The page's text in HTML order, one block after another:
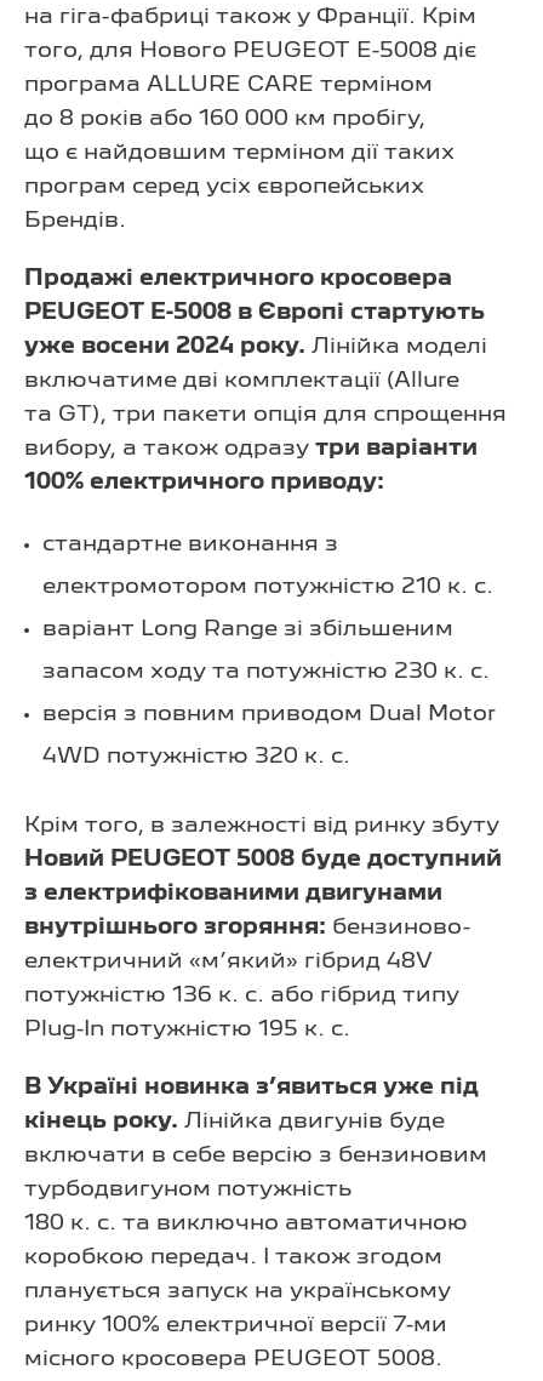
на гіга-фабриці також у Франції. Крім
того, для Нового PEUGEOT E-5008 діє
програма ALLURE CARE терміном
до 8 років або 160 000 км пробігу,
що є найдовшим терміном дії таких
програм серед усіх європейських
Брендів.
Продажі електричного кросовера
PEUGEOT E-5008 в Європі стартують
уже восени 2024 року. Лінійка моделі
включатиме дві комплектації (Allure
та GT), три пакети опція для спрощення
вибору, а також одразу три варіанти
100% електричного приводу:
стандартне виконання з
електромотором потужністю 210 к. с.
варіант Long Range зі збільшеним
запасом ходу та потужністю 230 к. с.
версія з повним приводом Dual Motor
4WD потужністю 320 к. с.
Крім того, в залежності від ринку збуту
Новий PEUGEOT 5008 буде доступний
з електрифікованими двигунами
внутрішнього згоряння: бензиново-
електричний «м’який» гібрид 48V
потужністю 136 к. с. або гібрид типу
Plug-In потужністю 195 к. с.
В Україні новинка з’явиться уже під
кінець року. Лінійка двигунів буде
включати в себе версію з бензиновим
турбодвигуном потужність
180 к. с. та виключно автоматичною
коробкою передач. І також згодом
планується запуск на українському
ринку 100% електричної версії 7-ми
місного кросовера PEUGEOT 5008.